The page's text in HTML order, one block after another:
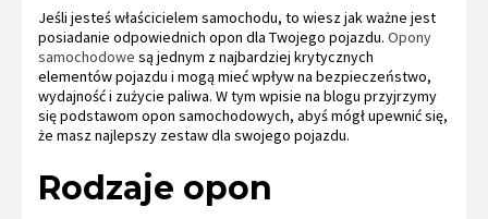
Jeśli jesteś właścicielem samochodu, to wiesz jak ważne jest
posiadanie odpowiednich opon dla Twojego pojazdu. Opony
samochodowe są jednym z najbardziej krytycznych
elementów pojazdu i mogą mieć wpływ na bezpieczeństwo,
wydajność i zużycie paliwa. W tym wpisie na blogu przyjrzymy
się podstawom opon samochodowych, abyś mógł upewnić się,
że masz najlepszy zestaw dla swojego pojazdu.
Rodzaje opon